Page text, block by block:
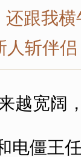
还跟我
人斩伴
越宽阔
电僵王